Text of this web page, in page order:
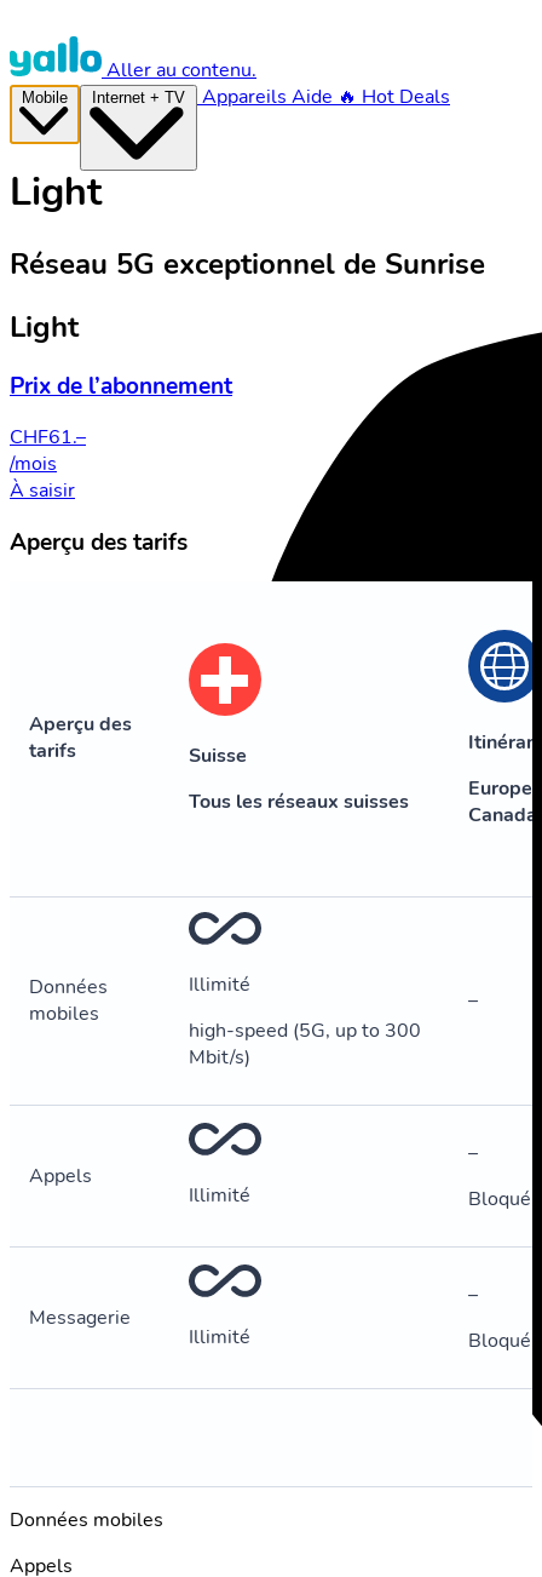
Aller au contenu.
Appareils Aide 🔥 Hot Deals
Light
Réseau 5G exceptionnel de Sunrise
Light
Prix de l’abonnement
CHF61.–
/mois
À saisir
Aperçu des tarifs
Aperçu des
tarifs
Suisse
Tous les réseaux suisses
Canada
Données
mobiles
Illimité
high-speed (5G, up to 300
Mbit/s)
–
Appels
Illimité
–
Bloqué
Messagerie
Illimité
–
Bloqué
Données mobiles
Appels